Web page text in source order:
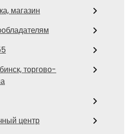
магазин
торгово-
центр